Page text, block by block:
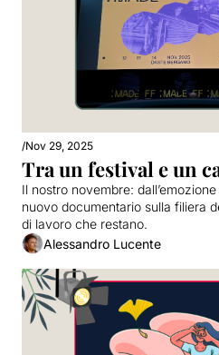
/Nov 29, 2025
Tra un festival e un
Il nostro novembre:
nuovo documentario sulla filiera
di lavoro che restano.
Alessandro Lucente